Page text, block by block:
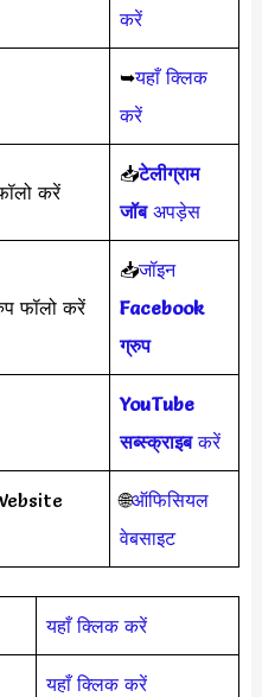
करें
➥यहाँ क्लिक
करें
करें
📥टेलीग्राम
जॉबअपड़ेस
फॉलो करें
📥जॉइन
Facebook
ग्रुप
YouTube
सब्स्क्राइबकरें
🌐ऑफिसियल
वेबसाइट
यहाँ क्लिक करें
यहाँ क्लिक करें